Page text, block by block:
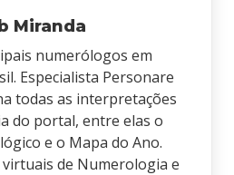
Miranda
numerólogos em
Especialista Personare
todas as interpretações
do portal, entre elas o
e o Mapa do Ano.
virtuais de Numerologia e